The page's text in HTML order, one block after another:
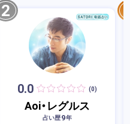
2
0.0 (0)
Aoi・レグルス
占い歴9年